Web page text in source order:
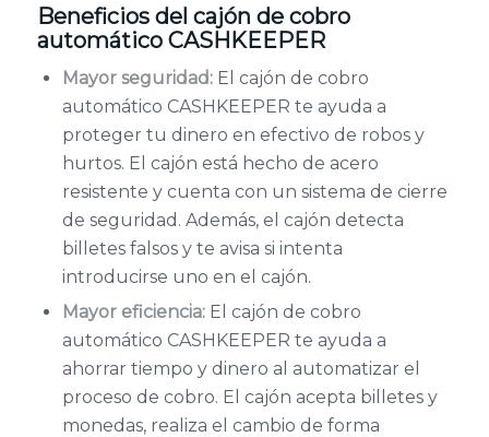
Beneficios del cajón de cobro
automático CASHKEEPER
Mayor seguridad:El cajón de cobro
automático CASHKEEPER te ayuda a
proteger tu dinero en efectivo de robos y
hurtos. El cajón está hecho de acero
resistente y cuenta con un sistema de cierre
de seguridad. Además, el cajón detecta
billetes falsos y te avisa si intenta
introducirse uno en el cajón.
Mayor eficiencia:El cajón de cobro
automático CASHKEEPER te ayuda a
ahorrar tiempo y dinero al automatizar el
proceso de cobro. El cajón acepta billetes y
monedas, realiza el cambio de forma